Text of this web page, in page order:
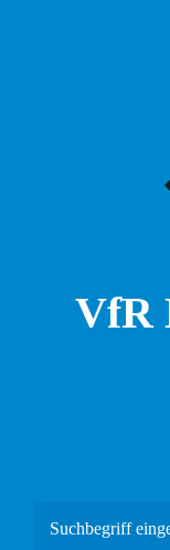
Zum Hauptinhalt
VfR